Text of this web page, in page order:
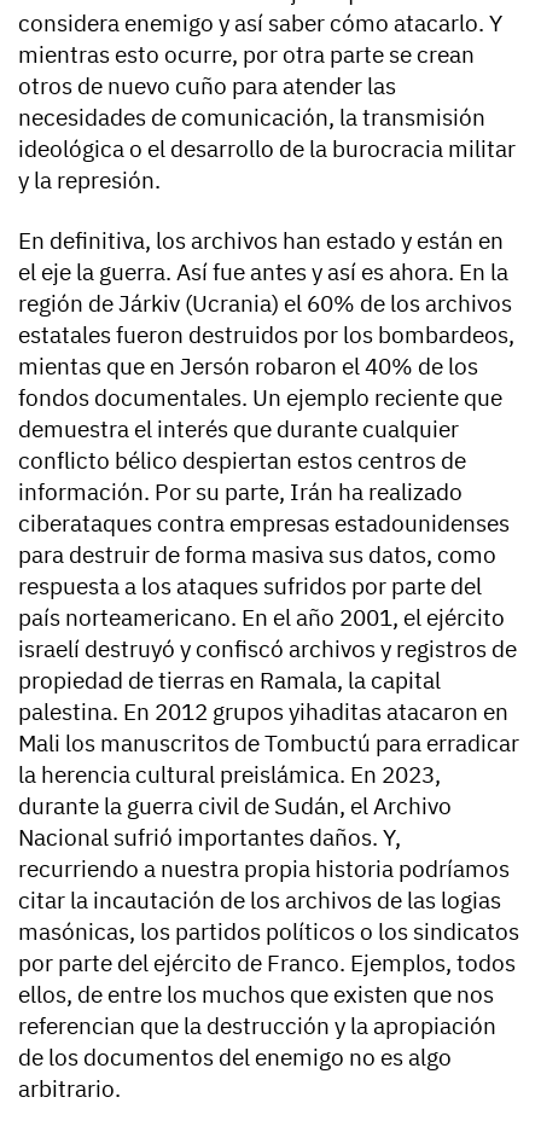
considera enemigo y así saber cómo atacarlo. Y
mientras esto ocurre, por otra parte se crean
otros de nuevo cuño para atender las
necesidades de comunicación, la transmisión
ideológica o el desarrollo de la burocracia militar
y la represión.
En definitiva, los archivos han estado y están en
el eje la guerra. Así fue antes y así es ahora. En la
región de Járkiv (Ucrania) el 60% de los archivos
estatales fueron destruidos por los bombardeos,
mientas que en Jersón robaron el 40% de los
fondos documentales. Un ejemplo reciente que
demuestra el interés que durante cualquier
conflicto bélico despiertan estos centros de
información. Por su parte, Irán ha realizado
ciberataques contra empresas estadounidenses
para destruir de forma masiva sus datos, como
respuesta a los ataques sufridos por parte del
país norteamericano. En el año 2001, el ejército
israelí destruyó y confiscó archivos y registros de
propiedad de tierras en Ramala, la capital
palestina. En 2012 grupos yihaditas atacaron en
Mali los manuscritos de Tombuctú para erradicar
la herencia cultural preislámica. En 2023,
durante la guerra civil de Sudán, el Archivo
Nacional sufrió importantes daños. Y,
recurriendo a nuestra propia historia podríamos
citar la incautación de los archivos de las logias
masónicas, los partidos políticos o los sindicatos
por parte del ejército de Franco. Ejemplos, todos
ellos, de entre los muchos que existen que nos
referencian que la destrucción y la apropiación
de los documentos del enemigo no es algo
arbitrario.